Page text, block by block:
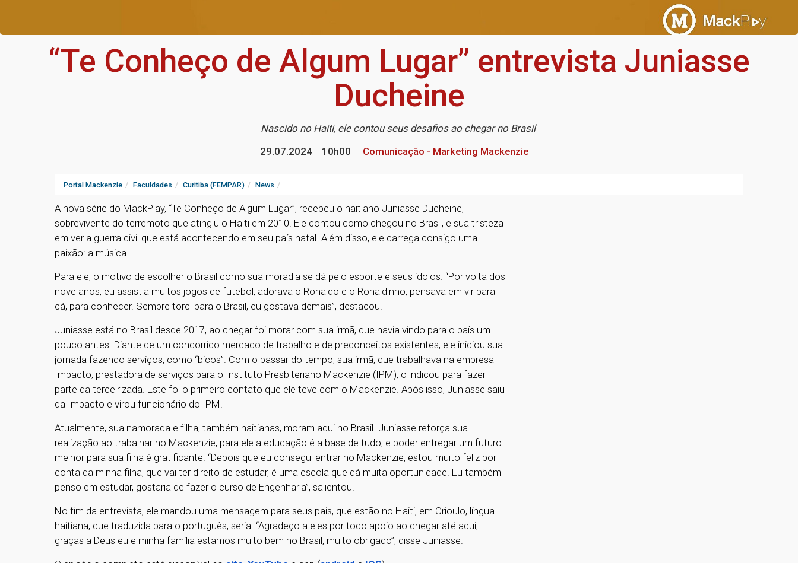
“Te Conheço de Algum Lugar” entrevista Juniasse
Ducheine
Nascido no Haiti, ele contou seus desafios ao chegar no Brasil
29.07.2024
10h00 Comunicação - Marketing Mackenzie
Portal Mackenzie Faculdades Curitiba (FEMPAR) News
A nova série do MackPlay, “Te Conheço de Algum Lugar”, recebeu o haitiano Juniasse Ducheine,
sobrevivente do terremoto que atingiu o Haiti em 2010. Ele contou como chegou no Brasil, e sua tristeza
em ver a guerra civil que está acontecendo em seu país natal. Além disso, ele carrega consigo uma
paixão: a música.
Para ele, o motivo de escolher o Brasil como sua moradia se dá pelo esporte e seus ídolos. “Por volta dos
nove anos, eu assistia muitos jogos de futebol, adorava o Ronaldo e o Ronaldinho, pensava em vir para
cá, para conhecer. Sempre torci para o Brasil, eu gostava demais”, destacou.
Juniasse está no Brasil desde 2017, ao chegar foi morar com sua irmã, que havia vindo para o país um
pouco antes. Diante de um concorrido mercado de trabalho e de preconceitos existentes, ele iniciou sua
jornada fazendo serviços, como “bicos”. Com o passar do tempo, sua irmã, que trabalhava na empresa
Impacto, prestadora de serviços para o Instituto Presbiteriano Mackenzie (IPM), o indicou para fazer
parte da terceirizada. Este foi o primeiro contato que ele teve com o Mackenzie. Após isso, Juniasse saiu
da Impacto e virou funcionário do IPM.
Atualmente, sua namorada e filha, também haitianas, moram aqui no Brasil. Juniasse reforça sua
realização ao trabalhar no Mackenzie, para ele a educação é a base de tudo, e poder entregar um futuro
melhor para sua filha é gratificante. “Depois que eu consegui entrar no Mackenzie, estou muito feliz por
conta da minha filha, que vai ter direito de estudar, é uma escola que dá muita oportunidade. Eu também
penso em estudar, gostaria de fazer o curso de Engenharia”, salientou.
No fim da entrevista, ele mandou uma mensagem para seus pais, que estão no Haiti, em Crioulo, língua
haitiana, que traduzida para o português, seria: “Agradeço a eles por todo apoio ao chegar até aqui,
graças a Deus eu e minha família estamos muito bem no Brasil, muito obrigado”, disse Juniasse.